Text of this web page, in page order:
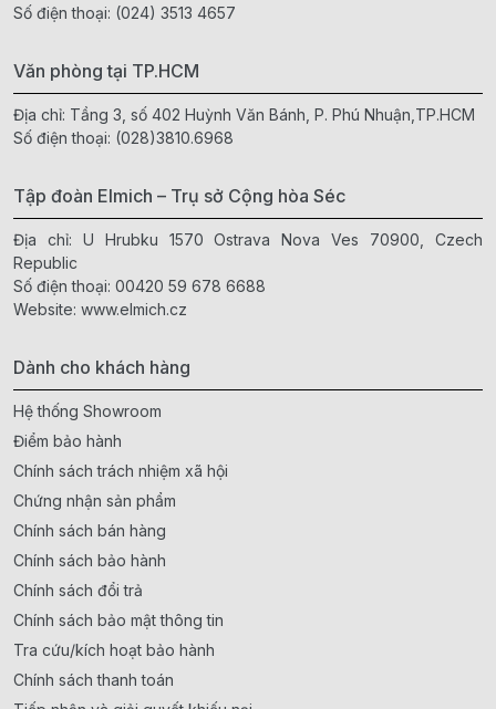
Số điện thoại: (024) 3513 4657
Văn phòng tại TP.HCM
Địa chỉ: Tầng 3, số 402 Huỳnh Văn Bánh, P. Phú Nhuận,TP.HCM
Số điện thoại: (028)3810.6968
Tập đoàn Elmich – Trụ sở Cộng hòa Séc
Địa chỉ: U Hrubku 1570 Ostrava Nova Ves 70900, Czech
Republic
Số điện thoại: 00420 59 678 6688
Website: www.elmich.cz
Dành cho khách hàng
Hệ thống Showroom
Điểm bảo hành
Chính sách trách nhiệm xã hội
Chứng nhận sản phẩm
Chính sách bán hàng
Chính sách bảo hành
Chính sách đổi trả
Chính sách bảo mật thông tin
Tra cứu/kích hoạt bảo hành
Chính sách thanh toán